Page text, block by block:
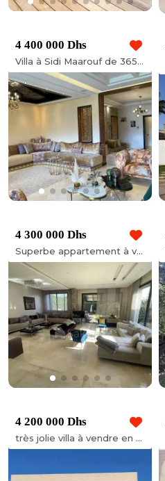
4 400 000 Dhs
Villa à Sidi Maarouf de 365 m2
4 300 000 Dhs
Superbe appartement à vendre de 221m², Bouskoura ville verte
4 200 000 Dhs
très jolie villa à vendre en résidence sécurisée